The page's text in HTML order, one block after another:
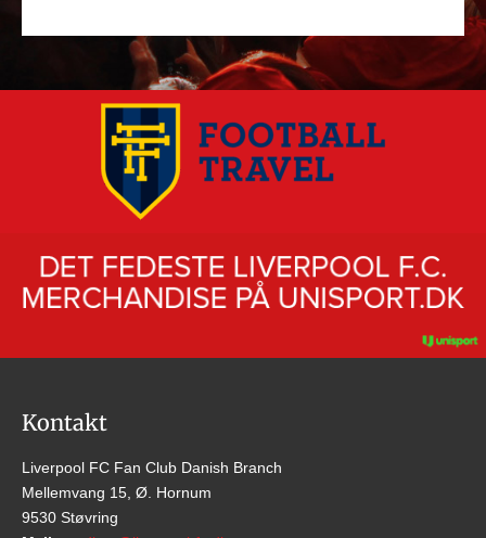
Kontakt
Liverpool FC Fan Club Danish Branch
Mellemvang 15, Ø. Hornum
9530 Støvring